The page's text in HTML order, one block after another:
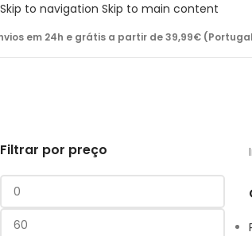
Skip to navigation Skip to main content
em 24h e grátis a partir de 39,99€
Filtrar por preço